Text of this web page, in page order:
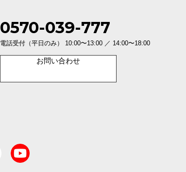
お問い合わせ
0570-039-777
電話受付（平日のみ） 10:00〜13:00 ／ 14:00〜18:00